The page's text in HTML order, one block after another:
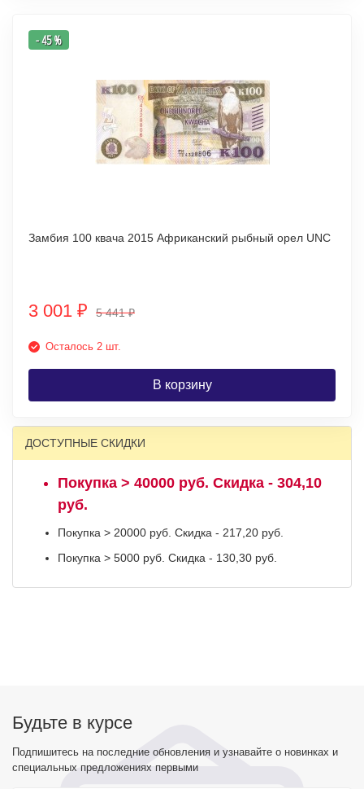
- 45 %
Замбия 100 квача 2015 Африканский рыбный орел UNC
3 001 ₽ 5 441₽
Осталось 2 шт.
В корзину
ДОСТУПНЫЕ СКИДКИ
Покупка > 40000 руб. Скидка - 304,10
руб.
Покупка > 20000 руб. Скидка - 217,20 руб.
Покупка > 5000 руб. Скидка - 130,30 руб.
Будьте в курсе
Подпишитесь на последние обновления и узнавайте о новинках и
специальных предложениях первыми